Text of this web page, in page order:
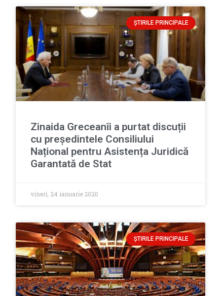
ȘTIRILE PRINCIPALE
Zinaida Greceanîi a purtat discuții
cu președintele Consiliului
Național pentru Asistența Juridică
Garantată de Stat
vineri, 24 ianuarie 2020
ȘTIRILE PRINCIPALE